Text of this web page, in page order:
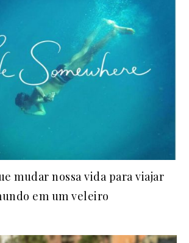
mudar nossa vida para viajar
em um veleiro